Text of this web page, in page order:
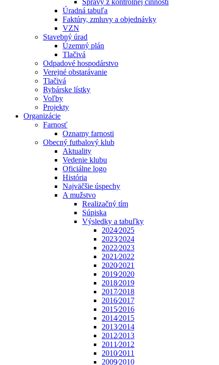
Správy z kontrolnej činnosti
Úradná tabuľa
Faktúry, zmluvy a objednávky
VZN
Stavebný úrad
Územný plán
Tlačivá
Odpadové hospodárstvo
Verejné obstarávanie
Tlačivá
Rybárske lístky
Voľby
Projekty
Organizácie
Farnosť
Oznamy farnosti
Obecný futbalový klub
Aktuality
Vedenie klubu
Oficiálne logo
História
Najväčšie úspechy
A mužstvo
Realizačný tím
Súpiska
Výsledky a tabuľky
2024⁄2025
2023⁄2024
2022⁄2023
2021⁄2022
2020⁄2021
2019⁄2020
2018⁄2019
2017⁄2018
2016⁄2017
2015⁄2016
2014⁄2015
2013⁄2014
2012⁄2013
2011⁄2012
2010⁄2011
2009⁄2010